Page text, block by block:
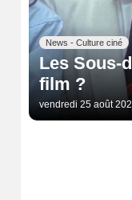
News - Culture ciné
Les Sous-
film ?
vendredi 25 août